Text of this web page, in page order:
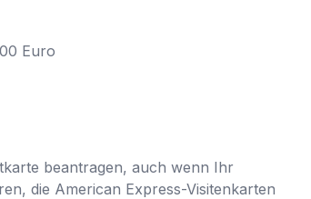
Euro
beantragen, auch wenn Ihr
die American Express-Visitenkarten